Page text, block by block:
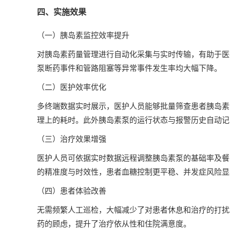
四、实施效果
（一）胰岛素监控效率提升
对胰岛素药量管理进行自动化采集与实时传输，有助于
泵断药事件和管路阻塞等异常事件发生率均大幅下降。
（二）医护效率优化
多终端数据实时展示，医护人员能够批量筛查患者胰岛
理上的耗时。此外胰岛素泵的运行状态与报警历史自动
（三）治疗效果增强
医护人员可依据实时数据远程调整胰岛素泵的基础率及
的精准度与时效性，患者血糖控制更平稳、并发症风险
（四）患者体验改善
无需频繁人工巡检，大幅减少了对患者休息和治疗的打
药的顾虑，提升了治疗依从性和住院满意度。